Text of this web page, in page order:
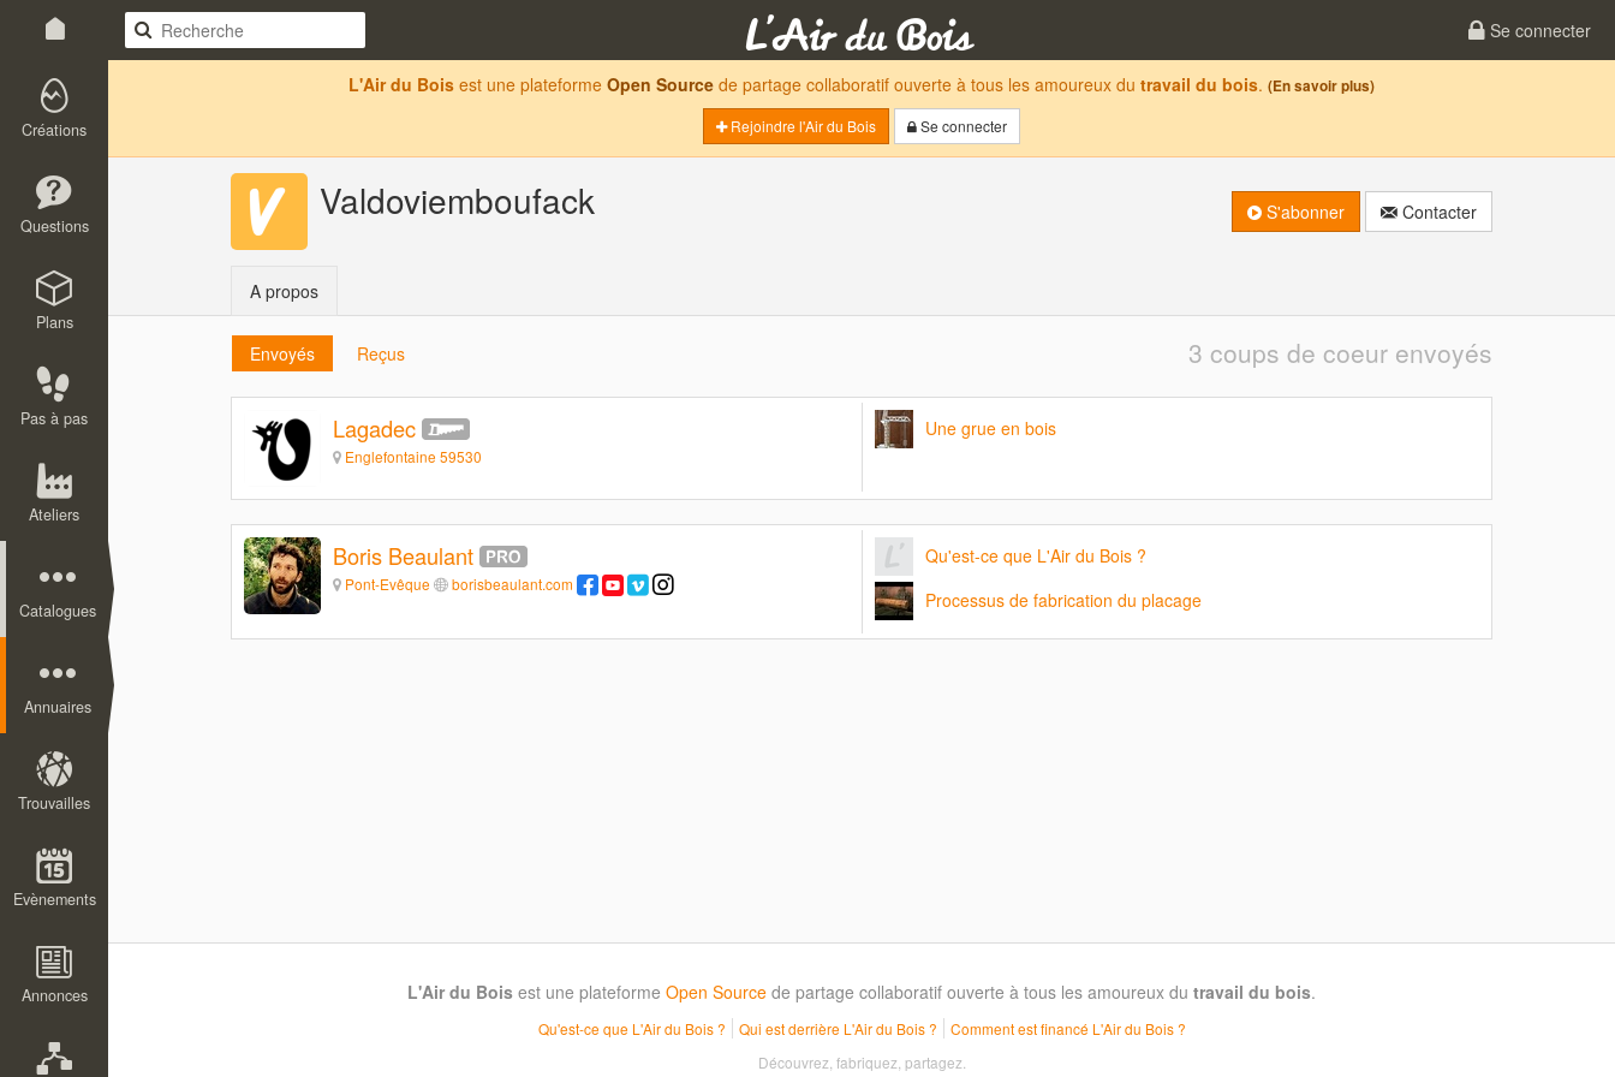
Se connecter
Créations
Questions
Plans
Pas à pas
Ateliers
Catalogues
Annuaires
Trouvailles
Evènements
Annonces
L'Air du Bois est une plateforme Open Source de partage collaboratif ouverte à tous les amoureux du travail du bois. (En savoir plus)
Rejoindre l'Air du Bois
Se connecter
Valdoviemboufack S'abonner Contacter
A propos
Envoyés Reçus 3 coups de coeur envoyés
Lagadec
Englefontaine 59530
Une grue en bois
Boris Beaulant
Pont-Evêque borisbeaulant.com
Qu'est-ce que L'Air du Bois ?
Processus de fabrication du placage
L'Air du Bois est une plateforme Open Source de partage collaboratif ouverte à tous les amoureux du travail du bois.
Qu'est-ce que L'Air du Bois ? Qui est derrière L'Air du Bois ?
Comment est financé L'Air du Bois ?
Découvrez, fabriquez, partagez.